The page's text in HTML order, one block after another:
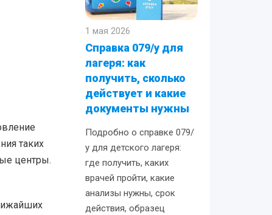
таких
центры.
1 мая 2026
Справка 079/у для
лагеря: как
получить, сколько
действует и какие
документы нужны
Подробно о справке 079/
у для детского лагеря:
где получить, каких
врачей пройти, какие
анализы нужны, срок
действия, образец